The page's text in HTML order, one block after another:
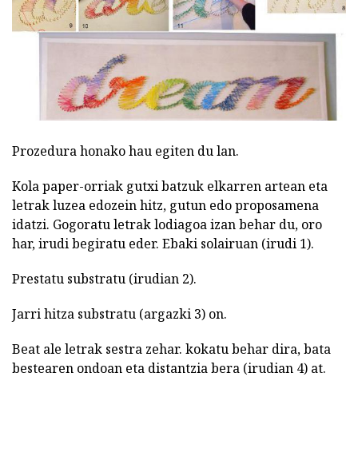
Prozedura honako hau egiten du lan.
Kola paper-orriak gutxi batzuk elkarren artean eta
letrak luzea edozein hitz, gutun edo proposamena
idatzi. Gogoratu letrak lodiagoa izan behar du, oro
har, irudi begiratu eder. Ebaki solairuan (irudi 1).
Prestatu substratu (irudian 2).
Jarri hitza substratu (argazki 3) on.
Beat ale letrak sestra zehar. kokatu behar dira, bata
bestearen ondoan eta distantzia bera (irudian 4) at.